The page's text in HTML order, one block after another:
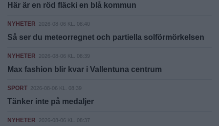
Här är en röd fläcki en blå kommun
NYHETER 2026-08-06 KL. 08:40
Så ser du meteorregnet och partiella solförmörkelsen
NYHETER 2026-08-06 KL. 08:39
Max fashion blir kvar i Vallentuna centrum
SPORT 2026-08-06 KL. 08:39
Tänker inte på medaljer
NYHETER 2026-08-06 KL. 08:37